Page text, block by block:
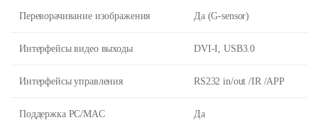
Переворачивание изображения Да (G-sensor)
Интерфейсы видео выходы DVI-I, USB3.0
Интерфейсы управления RS232 in/out /IR /APP
Поддержка PC/MAC Да